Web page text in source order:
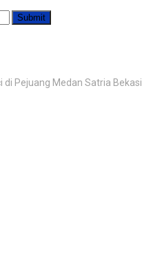
Submit
di Pejuang Medan Satria Bekasi